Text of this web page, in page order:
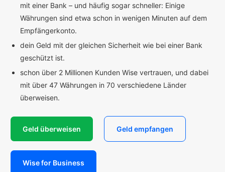
mit einer Bank – und häufig sogar schneller: Einige
Währungen sind etwa schon in wenigen Minuten auf dem
Empfängerkonto.
dein Geld mit der gleichen Sicherheit wie bei einer Bank
geschützt ist.
schon über 2 Millionen Kunden Wise vertrauen, und dabei
mit über 47 Währungen in 70 verschiedene Länder
überweisen.
Geld überweisen Geld empfangen
Wise for Business